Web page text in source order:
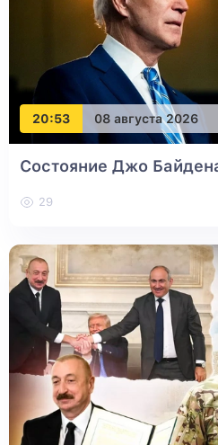
20:53 08 августа 2026
Состояние Джо
29